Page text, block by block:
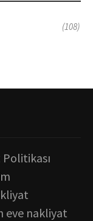
(108)
eve nakliyat